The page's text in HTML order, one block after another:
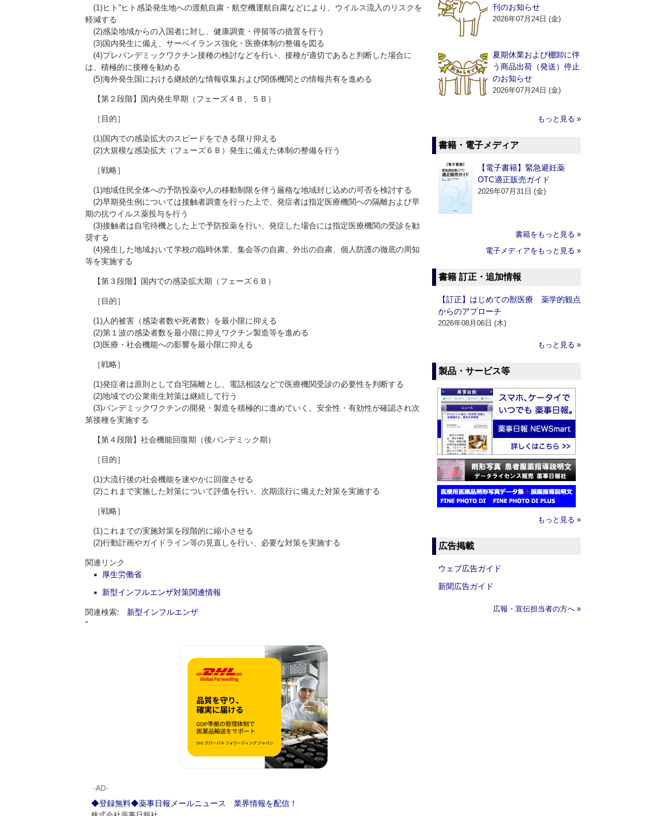
(1)ヒト”ヒト感染発生地への渡航自粛・航空機運航自粛などにより、ウイルス流入のリスクを
軽減する
(2)感染地域からの入国者に対し、健康調査・停留等の措置を行う
(3)国内発生に備え、サーベイランス強化・医療体制の整備を図る
(4)プレパンデミックワクチン接種の検討などを行い、接種が適切であると判断した場合に
は、積極的に接種を勧める
(5)海外発生国における継続的な情報収集および関係機関との情報共有を進める
【第２段階】国内発生早期（フェーズ４Ｂ、５Ｂ）
［目的］
(1)国内での感染拡大のスピードをできる限り抑える
(2)大規模な感染拡大（フェーズ６Ｂ）発生に備えた体制の整備を行う
［戦略］
(1)地域住民全体への予防投薬や人の移動制限を伴う厳格な地域封じ込めの可否を検討する
(2)早期発生例については接触者調査を行った上で、発症者は指定医療機関への隔離および早
期の抗ウイルス薬投与を行う
(3)接触者は自宅待機とした上で予防投薬を行い、発症した場合には指定医療機関の受診を勧
奨する
(4)発生した地域おいて学校の臨時休業、集会等の自粛、外出の自粛、個人防護の徹底の周知
等を実施する
【第３段階】国内での感染拡大期（フェーズ６Ｂ）
［目的］
(1)人的被害（感染者数や死者数）を最小限に抑える
(2)第１波の感染者数を最小限に抑えワクチン製造等を進める
(3)医療・社会機能への影響を最小限に抑える
［戦略］
(1)発症者は原則として自宅隔離とし、電話相談などで医療機関受診の必要性を判断する
(2)地域での公衆衛生対策は継続して行う
(3)パンデミックワクチンの開発・製造を積極的に進めていく。安全性・有効性が確認され次
第接種を実施する
【第４段階】社会機能回復期（後パンデミック期）
［目的］
(1)大流行後の社会機能を速やかに回復させる
(2)これまで実施した対策について評価を行い、次期流行に備えた対策を実施する
［戦略］
(1)これまでの実施対策を段階的に縮小させる
(2)行動計画やガイドライン等の見直しを行い、必要な対策を実施する
関連リンク
厚生労働省
新型インフルエンザ対策関連情報
関連検索: 新型インフルエンザ
“
‐AD‐
◆登録無料◆薬事日報メールニュース 業界情報を配信！
刊のお知らせ
2026年07月24日 (金)
夏期休業および棚卸に伴
う商品出荷（発送）停止
のお知らせ
2026年07月24日 (金)
もっと見る »
書籍・電子メディア
【電子書籍】緊急避妊薬
OTC適正販売ガイド
2026年07月31日 (金)
書籍をもっと見る »
電子メディアをもっと見る »
書籍 訂正・追加情報
【訂正】はじめての獣医療 薬学的観点
からのアプローチ
2026年08月06日 (木)
もっと見る »
製品・サービス等
もっと見る »
広告掲載
ウェブ広告ガイド
新聞広告ガイド
広報・宣伝担当者の方へ »